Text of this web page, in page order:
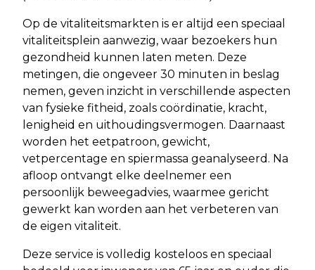
Op de vitaliteitsmarkten is er altijd een speciaal
vitaliteitsplein aanwezig, waar bezoekers hun
gezondheid kunnen laten meten. Deze
metingen, die ongeveer 30 minuten in beslag
nemen, geven inzicht in verschillende aspecten
van fysieke fitheid, zoals coördinatie, kracht,
lenigheid en uithoudingsvermogen. Daarnaast
worden het eetpatroon, gewicht,
vetpercentage en spiermassa geanalyseerd. Na
afloop ontvangt elke deelnemer een
persoonlijk beweegadvies, waarmee gericht
gewerkt kan worden aan het verbeteren van
de eigen vitaliteit.
Deze service is volledig kosteloos en speciaal